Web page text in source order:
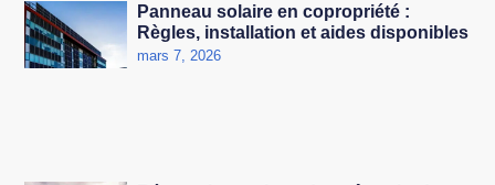
Panneau solaire en copropriété :
Règles, installation et aides disponibles
mars 7, 2026